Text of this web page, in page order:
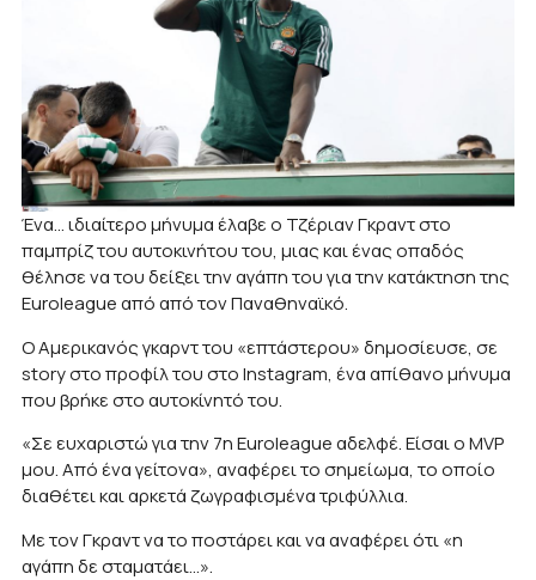
Ένα… ιδιαίτερο μήνυμα έλαβε ο Τζέριαν Γκραντ στο
παμπρίζ του αυτοκινήτου του, μιας και ένας οπαδός
θέλησε να του δείξει την αγάπη του για την κατάκτηση της
Euroleague από από τον Παναθηναϊκό.
Ο Αμερικανός γκαρντ του «επτάστερου» δημοσίευσε, σε
story στο προφίλ του στο Instagram, ένα απίθανο μήνυμα
που βρήκε στο αυτοκίνητό του.
«Σε ευχαριστώ για την 7η Euroleague αδελφέ. Είσαι ο MVP
μου. Από ένα γείτονα», αναφέρει το σημείωμα, το οποίο
διαθέτει και αρκετά ζωγραφισμένα τριφύλλια.
Με τον Γκραντ να το ποστάρει και να αναφέρει ότι «η
αγάπη δε σταματάει…».